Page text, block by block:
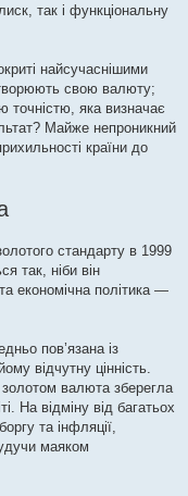
так і функціональну
найсучаснішими
свою валюту;
точністю, яка визначає
Майже непроникний
країни до
стандарту в 1999
так, ніби він
економічна політика —
пов’язана із
відчутну цінність.
золотом валюта зберегла
На відміну від багатьох
та інфляції,
маяком